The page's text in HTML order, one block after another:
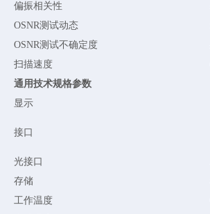
偏振相关性
OSNR测试动态
OSNR测试不确定度
扫描速度
通用技术规格参数
显示
接口
光接口
存储
工作温度